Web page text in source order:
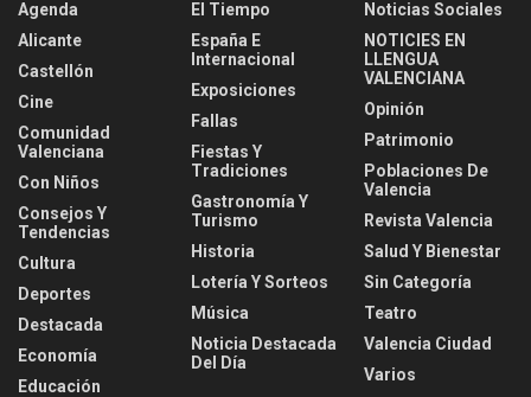
Agenda
Alicante
Castellón
Cine
Comunidad
Valenciana
Con Niños
Consejos Y
Tendencias
Cultura
Deportes
Destacada
Economía
Educación
El Tiempo
España E
Internacional
Exposiciones
Fallas
Fiestas Y
Tradiciones
Gastronomía Y
Turismo
Historia
Lotería Y Sorteos
Música
Noticia Destacada
Del Día
Noticias Sociales
NOTICIES EN
LLENGUA
VALENCIANA
Opinión
Patrimonio
Poblaciones De
Valencia
Revista Valencia
Salud Y Bienestar
Sin Categoría
Teatro
Valencia Ciudad
Varios